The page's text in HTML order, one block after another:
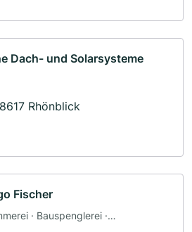
Dach- und Solarsysteme
Rhönblick
Fischer
· Bauspenglerei ·